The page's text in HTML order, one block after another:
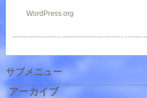
WordPress.org
サブメニュー
アーカイブ